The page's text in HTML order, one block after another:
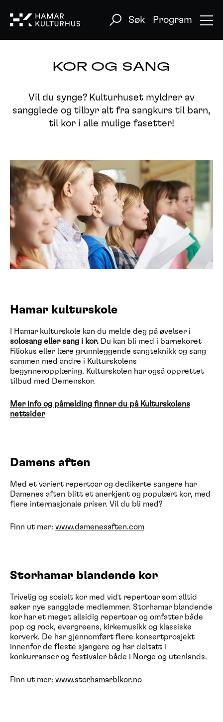
Søk Program
KOR OG SANG
Vil du synge? Kulturhuset myldrer av
sangglede og tilbyr alt fra sangkurs til barn,
til kor i alle mulige fasetter!
Hamar kulturskole
I Hamar kulturskole kan du melde deg på øvelser i
solosang eller sang i kor. Du kan bli med i barnekoret
Filiokus eller lære grunnleggende sangteknikk og sang
sammen med andre i Kulturskolens
begynneropplæring. Kulturskolen har også opprettet
tilbud med Demenskor.
Mer info og påmelding finner du på Kulturskolens
nettsider
Damens aften
Med et variert repertoar og dedikerte sangere har
Damenes aften blitt et anerkjent og populært kor, med
flere internasjonale priser. Vil du bli med?
Finn ut mer: www.damenesaften.com
Storhamar blandende kor
Trivelig og sosialt kor med vidt repertoar som alltid
søker nye sangglade medlemmer. Storhamar blandende
kor har et meget allsidig repertoar og omfatter både
pop og rock, evergreens, kirkemusikk og klassiske
korverk. De har gjennomført flere konsertprosjekt
innenfor de fleste sjangere og har deltatt i
konkurranser og festivaler både i Norge og utenlands.
Finn ut mer: www.storhamarblkor.no